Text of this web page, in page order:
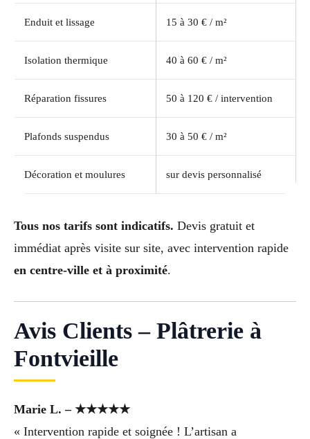
Enduit et lissage 15 à 30 € / m²
Isolation thermique 40 à 60 € / m²
Réparation fissures 50 à 120 € / intervention
Plafonds suspendus 30 à 50 € / m²
Décoration et moulures sur devis personnalisé
Tous nos tarifs sont indicatifs. Devis gratuit et
immédiat après visite sur site, avec intervention rapide
en centre-ville et à proximité.
Avis Clients – Plâtrerie à
Fontvieille
Marie L. – ★★★★★
« Intervention rapide et soignée ! L’artisan a